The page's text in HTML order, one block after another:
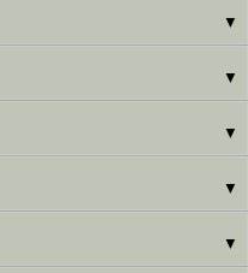
▼
▼
▼
▼
▼